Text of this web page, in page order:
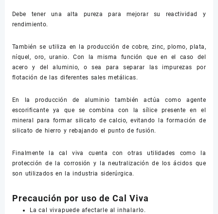
Debe tener una alta pureza para mejorar su reactividad y
rendimiento.
También se utiliza en la producción de cobre, zinc, plomo, plata,
níquel, oro, uranio. Con la misma función que en el caso del
acero y del aluminio, o sea para separar las impurezas por
flotación de las diferentes sales metálicas.
En la producción de aluminio también actúa como agente
escorificante ya que se combina con la sílice presente en el
mineral para formar silicato de calcio, evitando la formación de
silicato de hierro y rebajando el punto de fusión.
Finalmente la cal viva cuenta con otras utilidades como la
protección de la corrosión y la neutralización de los ácidos que
son utilizados en la industria siderúrgica.
Precaución por uso de Cal Viva
La cal vivapuede afectarle al inhalarlo.